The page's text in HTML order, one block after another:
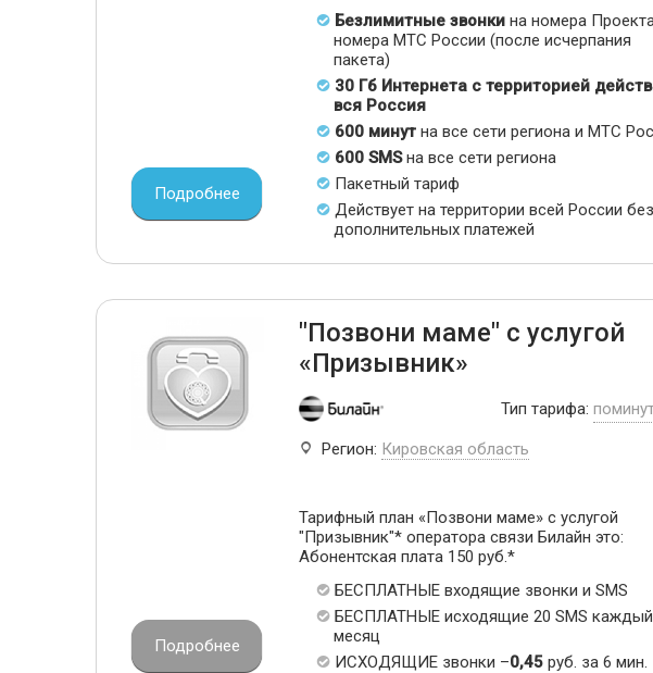
Безлимитные звонкина номера
номера МТС России (после исчерпания
пакета)
30 Гб Интернета с территорией
вся Россия
600 минутна все сети региона и МТС
600 SMSна все сети региона
Пакетный тариф
Действует на территории всей России без
дополнительных платежей
Подробнее
"Позвони маме" с услугой
«Призывник»
Тип тарифа:
Регион: Кировская область
Тарифный план «Позвони маме» с услугой
"Призывник"* оператора связи Билайн это:
Абонентская плата 150 руб.*
БЕСПЛАТНЫЕ входящие звонки и SMS
БЕСПЛАТНЫЕ исходящие 20 SMS каждый
месяц
ИСХОДЯЩИЕ звонки –0,45 руб. за 6 мин.
Подробнее